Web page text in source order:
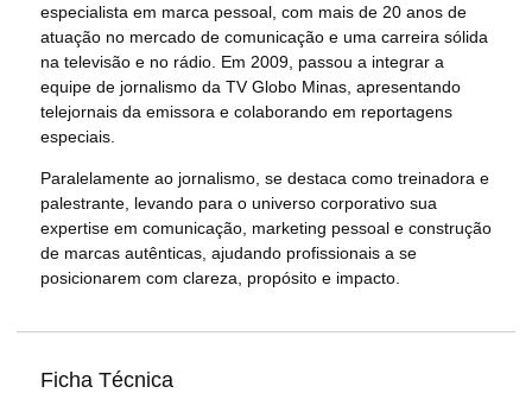
especialista em marca pessoal, com mais de 20 anos de
atuação no mercado de comunicação e uma carreira sólida
na televisão e no rádio. Em 2009, passou a integrar a
equipe de jornalismo da TV Globo Minas, apresentando
telejornais da emissora e colaborando em reportagens
especiais.
Paralelamente ao jornalismo, se destaca como treinadora e
palestrante, levando para o universo corporativo sua
expertise em comunicação, marketing pessoal e construção
de marcas autênticas, ajudando profissionais a se
posicionarem com clareza, propósito e impacto.
Ficha Técnica